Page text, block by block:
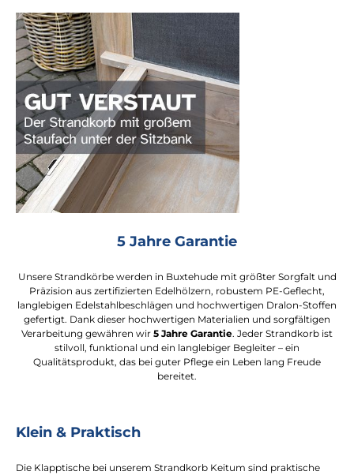
5 Jahre Garantie
Unsere Strandkörbe werden in Buxtehude mit größter Sorgfalt und
Präzision aus zertifizierten Edelhölzern, robustem PE-Geflecht,
langlebigen Edelstahlbeschlägen und hochwertigen Dralon-Stoffen
gefertigt. Dank dieser hochwertigen Materialien und sorgfältigen
Verarbeitung gewähren wir 5 Jahre Garantie. Jeder Strandkorb ist
stilvoll, funktional und ein langlebiger Begleiter – ein
Qualitätsprodukt, das bei guter Pflege ein Leben lang Freude
bereitet.
Klein & Praktisch
Die Klapptische bei unserem Strandkorb Keitum sind praktische